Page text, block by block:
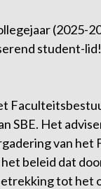
(2025-
student-lid!
SBE. Het
van het
beleid dat
tot het